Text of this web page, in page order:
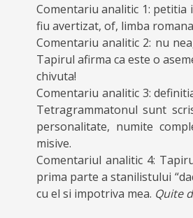
Comentariu analitic 1: petitia
fiu avertizat, of, limba
Comentariu analitic 2: nu
Tapirul afirma ca este o
chivuta!
Comentariu analitic 3:
Tetragrammatonul sunt
personalitate, numite
misive.
Comentariul analitic 4:
prima parte a stanilistului
cu el si impotriva mea. Quite